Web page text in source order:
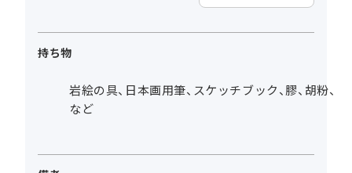
持ち物
岩絵の具、日本画用筆、スケッチブック、膠、胡粉、
など